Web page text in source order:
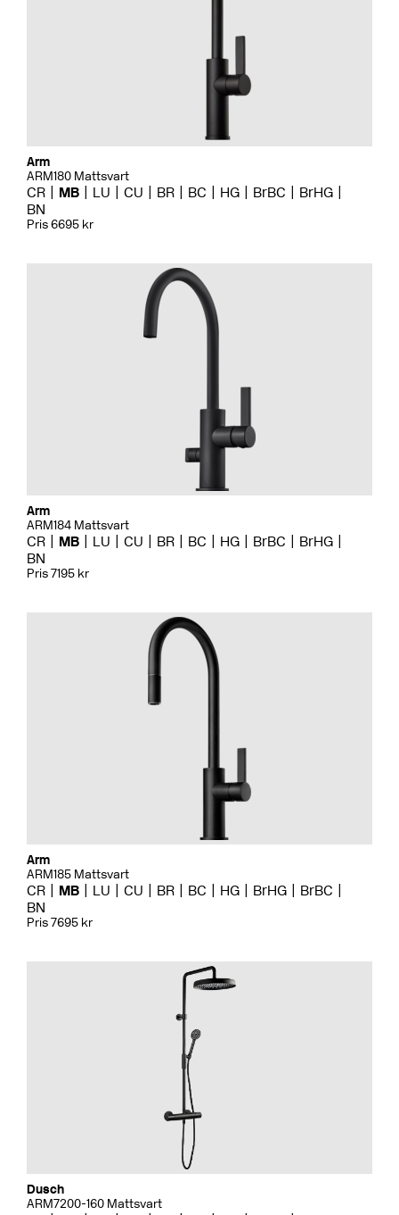
Arm
ARM180 Mattsvart
CR MB LU CU BR BC HG BrBC
BrHG
BN
Pris 6695 kr
Arm
ARM184 Mattsvart
CR MB LU CU BR BC HG BrBC
BrHG
BN
Pris 7195 kr
Arm
ARM185 Mattsvart
CR MB LU CU BR BC HG BrHG
BrBC
BN
Pris 7695 kr
Dusch
ARM7200-160 Mattsvart